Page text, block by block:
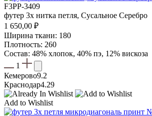
F3PP-3409
футер 3х нитка петля, Сусальное Серебро
1 650,00 ₽
Ширина ткани: 180
Плотность: 260
Состав: 48% хлопок, 40% пэ, 12% вискоза
1
Кемерово9.2
Краснодар4.29
Add to Wishlist